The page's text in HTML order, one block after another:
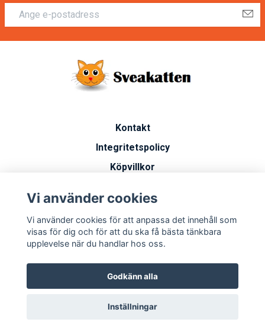
Kontakt
Integritetspolicy
Köpvillkor
Vanliga frågor
Miljöarbete
Vi använder cookies
Vi använder cookies för att anpassa det innehåll som
visas för dig och för att du ska få bästa tänkbara
upplevelse när du handlar hos oss.
Godkänn alla
Inställningar